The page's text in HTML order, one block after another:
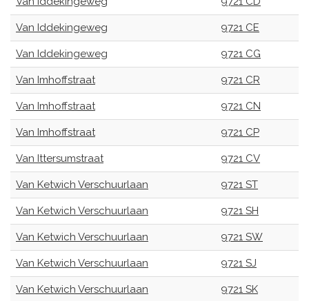
Van Iddekingeweg 9721 CE
Van Iddekingeweg 9721 CG
Van Imhoffstraat 9721 CR
Van Imhoffstraat 9721 CN
Van Imhoffstraat 9721 CP
Van Ittersumstraat 9721 CV
Van Ketwich Verschuurlaan 9721 ST
Van Ketwich Verschuurlaan 9721 SH
Van Ketwich Verschuurlaan 9721 SW
Van Ketwich Verschuurlaan 9721 SJ
Van Ketwich Verschuurlaan 9721 SK